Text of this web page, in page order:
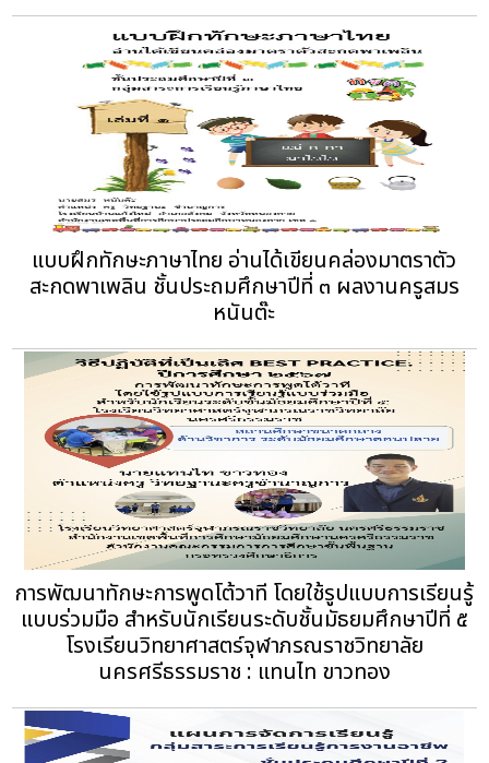
แบบฝึกทักษะภาษาไทย อ่านได้เขียนคล่องมาตราตัว
สะกดพาเพลิน ชั้นประถมศึกษาปีที่ ๓ ผลงานครูสมร
หนันต๊ะ
การพัฒนาทักษะการพูดโต้วาที โดยใช้รูปแบบการเรียนรู้
แบบร่วมมือ สำหรับนักเรียนระดับชั้นมัธยมศึกษาปีที่ ๕
โรงเรียนวิทยาศาสตร์จุฬาภรณราชวิทยาลัย
นครศรีธรรมราช : แทนไท ขาวทอง